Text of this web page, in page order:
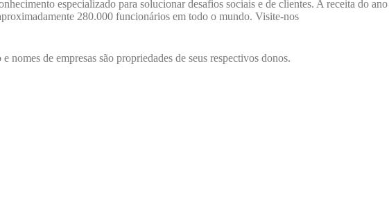
especializado para solucionar desafios sociais e de clientes. A receita do ano
280.000 funcionários em todo o mundo. Visite-nos
de empresas são propriedades de seus respectivos donos.